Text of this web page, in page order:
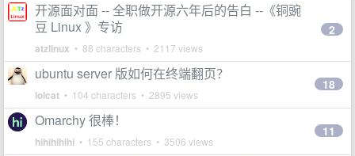
开源面对面 -- 全职做开源六年后的告白 --《铜豌
豆 Linux 》专访
atzlinux • 88 characters • 2117 views
2
ubuntu server 版如何在终端翻页？
lolcat • 104 characters • 2895 views
18
Omarchy 很棒！
hihihihihi • 155 characters • 3506 views
11